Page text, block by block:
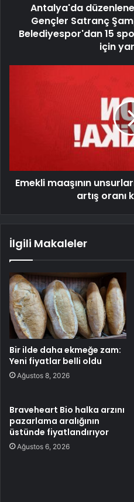
Antalya'da
Gençler Satranç
Belediyespor'dan 15
için
Emekli maaşının
artış oranı
İlgili Makaleler
Bir ilde daha ekmeğe zam:
Yeni fiyatlar belli oldu
Ağustos 8, 2026
Braveheart Bio halka arzını
pazarlama aralığının
üstünde fiyatlandırıyor
Ağustos 6, 2026